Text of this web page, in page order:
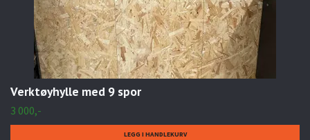
Verktøyhylle med 9 spor
3 000,-
LEGG I HANDLEKURV